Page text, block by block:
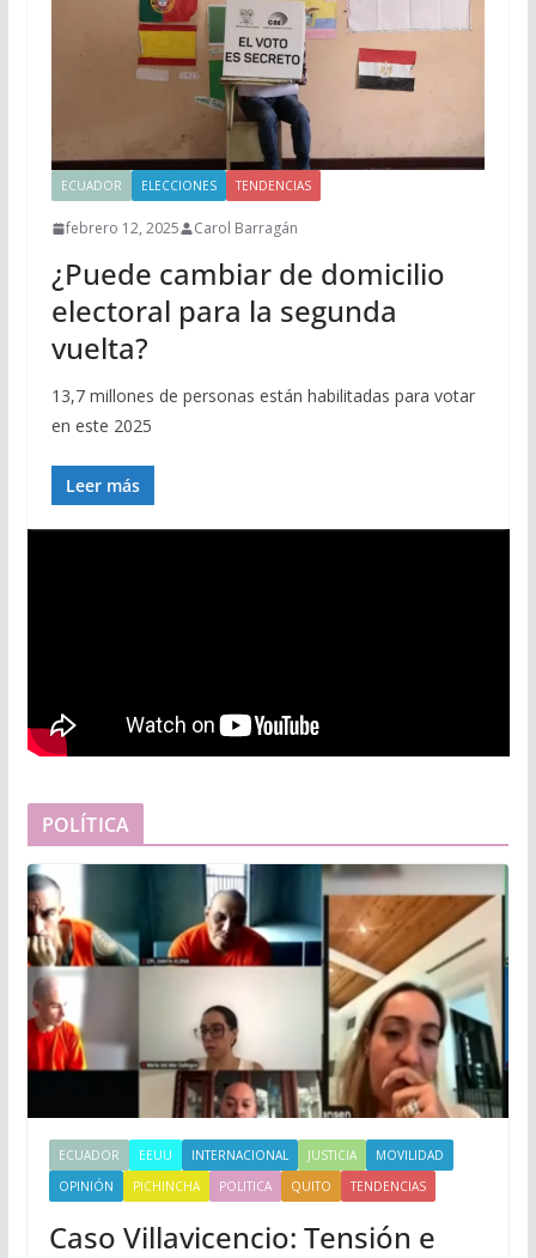
ECUADOR ELECCIONES TENDENCIAS
febrero 12, 2025 Carol Barragán
¿Puede cambiar de domicilio
electoral para la segunda
vuelta?
13,7 millones de personas están habilitadas para votar
en este 2025
Leer más
POLÍTICA
ECUADOR EEUU INTERNACIONAL JUSTICIA
MOVILIDAD
OPINIÓN
PICHINCHA POLITICA QUITO TENDENCIAS
Caso Villavicencio: Tensión e